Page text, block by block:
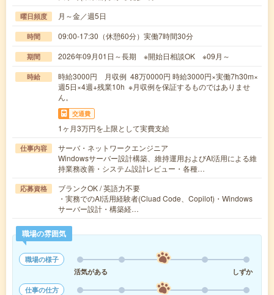
曜日頻度 月～金／週5日
時間 09:00-17:30（休憩60分）実働7時間30分
期間 2026年09月01日～長期 ※開始日相談OK ※09月～
時給
時給3000円 月収例 48万0000円 時給3000円×実働7h30m×
週5日×4週+残業10h ※月収例を保証するものではありませ
ん。
交通費
1ヶ月3万円を上限として実費支給
仕事内容
サーバ・ネットワークエンジニア
Windowsサーバー設計構築、維持運用およびAI活用による維
持業務改善・システム設計レビュー・各種…
応募資格
ブランクOK / 英語力不要
・実務でのAI活用経験者(Cluad Code、Copilot)・Windows
サーバー設計・構築経…
職場の雰囲気
職場の様子
活気がある
しずか
仕事の仕方